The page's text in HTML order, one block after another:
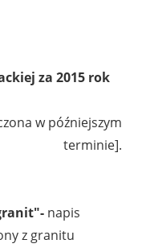
za 2015 rok
w późniejszym
terminie].
napis
z granitu